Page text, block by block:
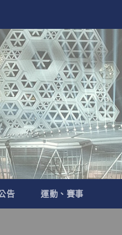
告 運動、賽事